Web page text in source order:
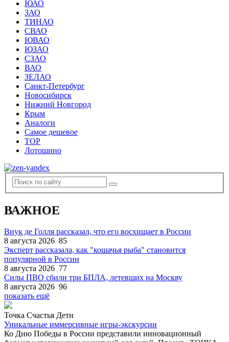
ЮАО
ЗАО
ТИНАО
СВАО
ЮВАО
ЮЗАО
СЗАО
ВАО
ЗЕЛАО
Санкт-Петербург
Новосибирск
Нижний Новгород
Крым
Аналоги
Самое дешевое
TOP
Лотошино
ВАЖНОЕ
Внук де Голля рассказал, что его восхищает в России
8 августа 2026 85
Эксперт рассказала, как "кошачья рыба" становится
популярной в России
8 августа 2026 77
Силы ПВО сбили три БПЛА, летевших на Москву
8 августа 2026 96
показать ещё
Точка Счастья Дети
Уникальные иммерсивные игры-экскурсии
Ко Дню Победы в России представили инновационный